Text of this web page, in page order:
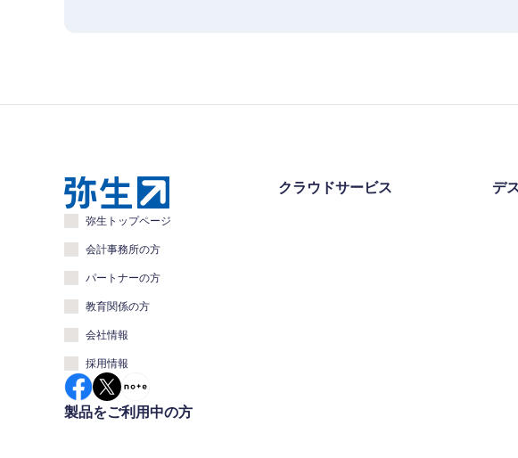
弥生トップページ
会計事務所の方
パートナーの方
教育関係の方
会社情報
採用情報
製品をご利用中の方
クラウドサービス デ